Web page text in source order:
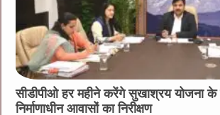
सीडीपीओ हर महीने करेंगे सुखाश्रय योजना
निर्माणाधीन आवासों का निरीक्षण